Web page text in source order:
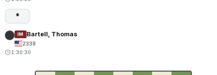
*
IM Bartell, Thomas
2338
1:30:30